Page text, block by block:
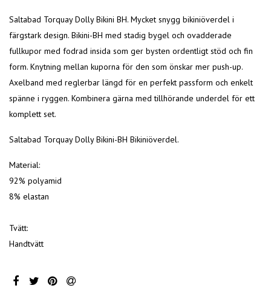
Saltabad Torquay Dolly Bikini BH. Mycket snygg bikiniöverdel i
färgstark design. Bikini-BH med stadig bygel och ovadderade
fullkupor med fodrad insida som ger bysten ordentligt stöd och fin
form. Knytning mellan kuporna för den som önskar mer push-up.
Axelband med reglerbar längd för en perfekt passform och enkelt
spänne i ryggen. Kombinera gärna med tillhörande underdel för ett
komplett set.
Saltabad Torquay Dolly Bikini-BH Bikiniöverdel.
Material:
92% polyamid
8% elastan
Tvätt:
Handtvätt